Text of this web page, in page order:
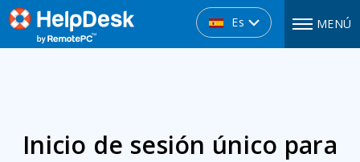
Es MENÚ
Inicio de sesión único para